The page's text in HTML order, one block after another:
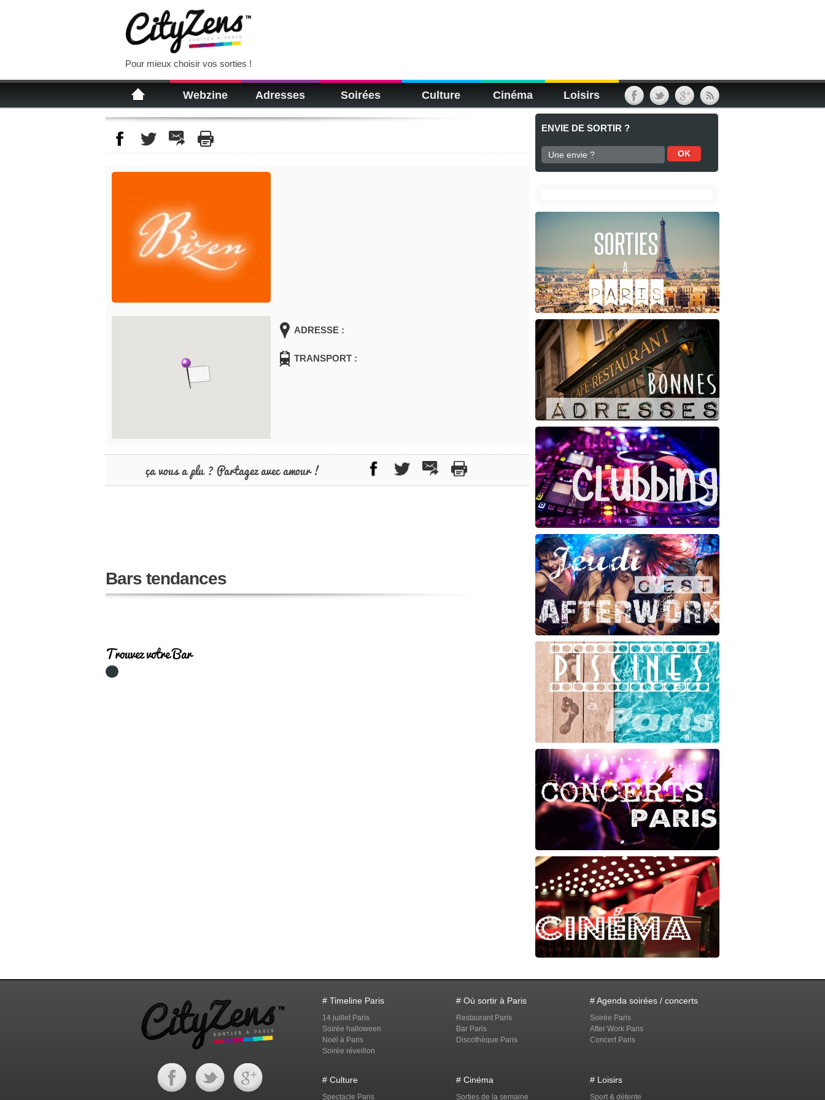
Pour mieux choisir vos sorties !
Webzine Adresses Soirées Culture Cinéma Loisirs
ADRESSE :
TRANSPORT :
ça vous a plu ? Partagez avec amour !
Bars tendances
Trouvez votre Bar
ENVIE DE SORTIR ?
# Timeline Paris
14 juillet Paris
Soirée halloween
Noël à Paris
Soirée réveillon
# Où sortir à Paris
Restaurant Paris
Bar Paris
Discothèque Paris
# Agenda soirées / concerts
Soirée Paris
After Work Paris
Concert Paris
# Culture
Spectacle Paris
# Cinéma
Sorties de la semaine
# Loisirs
Sport & détente